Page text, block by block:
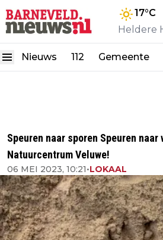
17°C
Heldere
Nieuws 112 Gemeente
Speuren naar sporen Speuren
Natuurcentrum Veluwe!
06 MEI 2023, 10:21•LOKAAL